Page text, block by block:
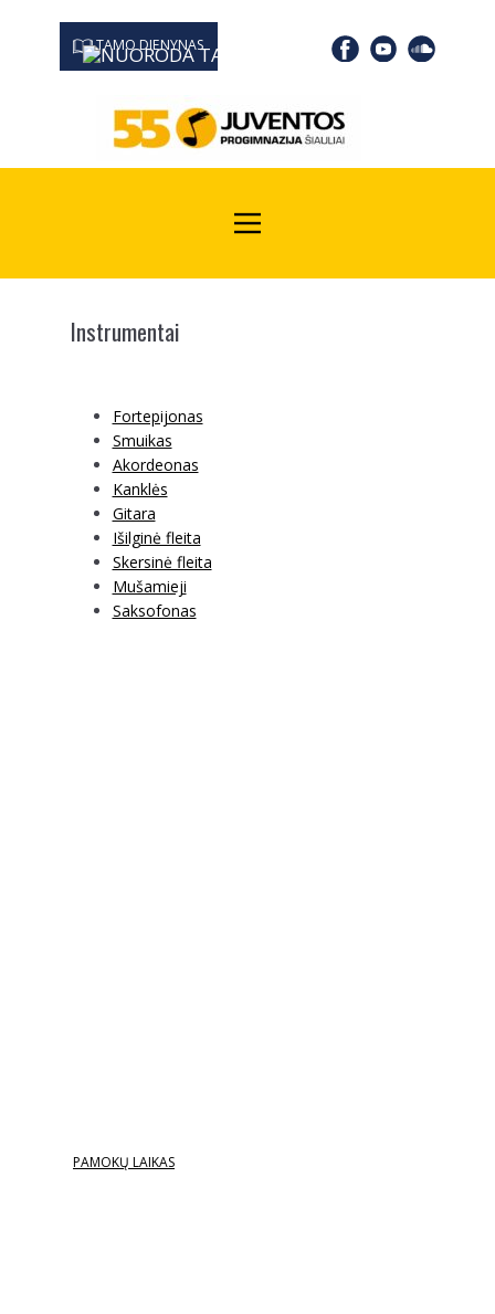
TAMO DIENYNAS
0667 19366
Instrumentai
Fortepijonas
Smuikas
Akordeonas
Kanklės
Gitara
Išilginė fleita
Skersinė fleita
Mušamieji
Saksofonas
PAMOKŲ LAIKAS